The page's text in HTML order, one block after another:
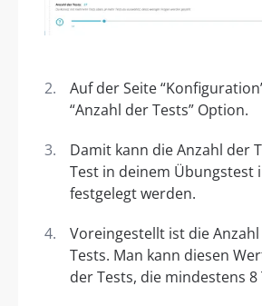
Auf der Seite
“Anzahl der Tests” Option.
Damit kann die Anzahl der
Test in deinem Übungstest
festgelegt werden.
Voreingestellt ist die
Tests. Man kann diesen
der Tests, die mindestens